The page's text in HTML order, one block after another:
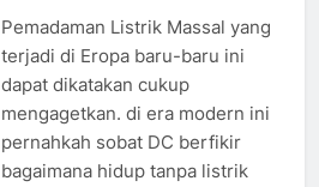
Pemadaman Listrik Massal yang
terjadi di Eropa baru-baru ini
dapat dikatakan cukup
mengagetkan. di era modern ini
pernahkah sobat DC berfikir
bagaimana hidup tanpa listrik